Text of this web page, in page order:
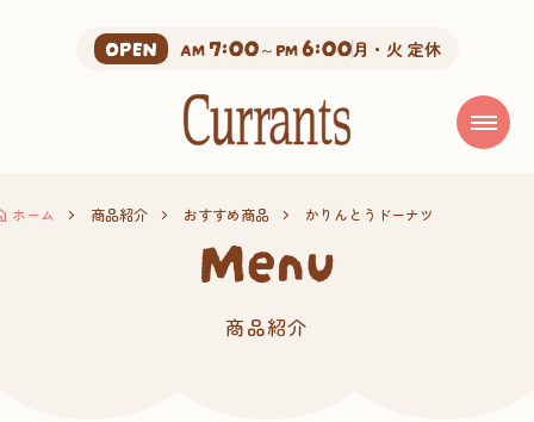
OPEN AM 7:00～PM6:00月・火 定休
ホーム 商品紹介 おすすめ商品 かりんとうドーナツ
menu
商品紹介